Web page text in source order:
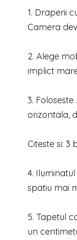
1. Draperii
Camera
2. Alege
implict
3.
orizontala,
Citeste si: 3
4.
spatiu mai
5. Tapetul
un